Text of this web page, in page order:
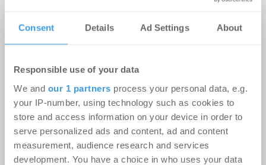
Consent Details Ad Settings About
Responsible use of your data
We and our 1 partners process your personal data, e.g.
your IP-number, using technology such as cookies to
store and access information on your device in order to
serve personalized ads and content, ad and content
measurement, audience research and services
development. You have a choice in who uses your data
unter Druck
-31.07.2026
Anhaltende Hitze wird zum Risiko für
Rechenzentren: Steigende Außentemperaturen
und immer leistungsfähigere IT-Systeme treiben
den ...